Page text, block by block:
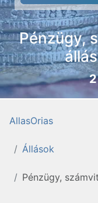
Pénzügy,
AllasOrias
Állások
Pénzügy,